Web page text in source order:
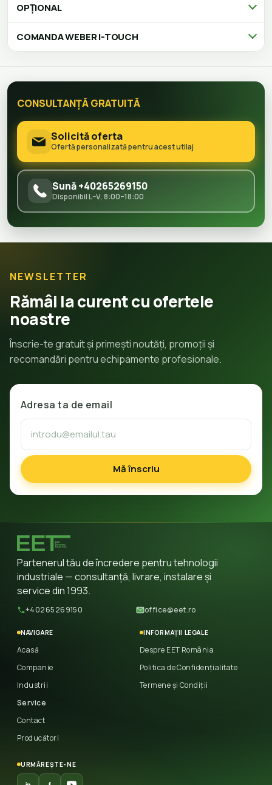
OPȚIONAL
COMANDA WEBER I-TOUCH
CONSULTANȚĂ GRATUITĂ
Solicită oferta
Ofertă personalizată pentru acest utilaj
Sună +40265269150
Disponibil L–V, 8:00–18:00
NEWSLETTER
Rămâi la curent cu ofertele
noastre
Înscrie-te gratuit și primești noutăți, promoții și
recomandări pentru echipamente profesionale.
Adresa ta de email
Mă înscriu
Partenerul tău de încredere pentru tehnologii
industriale — consultanță, livrare, instalare și
service din 1993.
+40265269150 office@eet.ro
NAVIGARE
Acasă
Companie
Industrii
Service
Contact
Producători
INFORMAȚII LEGALE
Despre EET România
Politica de Confidențialitate
Termene și Condiții
URMĂREȘTE-NE